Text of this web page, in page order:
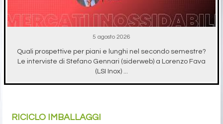
5 agosto 2026
Quali prospettive per piani e lunghi nel secondo semestre?
Le interviste di Stefano Gennari (siderweb) a Lorenzo Fava
(LSI Inox) ...
RICICLO IMBALLAGGI